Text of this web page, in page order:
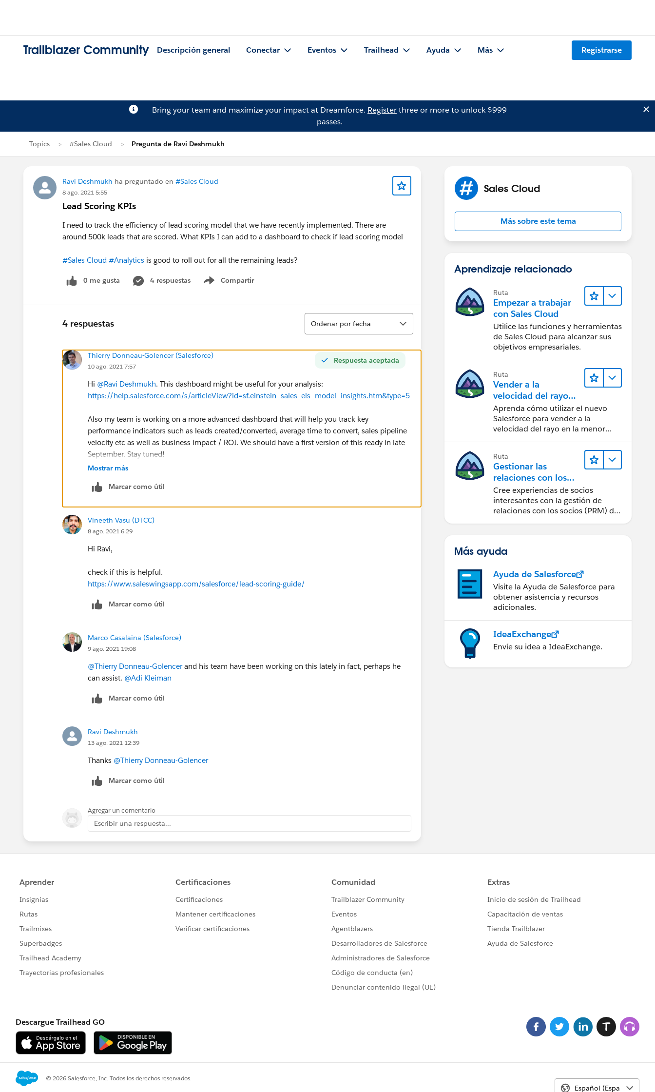
Trailblazer Community Descripción general Conectar Eventos Trailhead Ayuda Más Registrarse
Bring your team and maximize your impact at Dreamforce. Registerthree or more to unlock $999
passes.
Topics #Sales Cloud Pregunta de Ravi Deshmukh
Ravi Deshmukh ha preguntado en #Sales Cloud
8 ago. 2021 5:55
Lead Scoring KPIs
I need to track the efficiency of lead scoring model that we have recently implemented. There are
around 500k leads that are scored. What KPIs I can add to a dashboard to check if lead scoring model
#Sales Cloud #Analytics is good to roll out for all the remaining leads?
0 me gusta 4 respuestas Compartir
Show menu
4 respuestas
Ordenar
Ordenar por fecha
Respuesta aceptada
Thierry Donneau-Golencer (Salesforce)
10 ago. 2021 7:57
Hi @Ravi Deshmukh. This dashboard might be useful for your analysis:
https://help.salesforce.com/s/articleView?id=sf.einstein_sales_els_model_insights.htm&type=5
Also my team is working on a more advanced dashboard that will help you track key
performance indicators such as leads created/converted, average time to convert, sales pipeline
velocity etc as well as business impact / ROI. We should have a first version of this ready in late
September. Stay tuned!
Mostrar más
Marcar como útil
Vineeth Vasu (DTCC)
8 ago. 2021 6:29
Hi Ravi,
check if this is helpful.
https://www.saleswingsapp.com/salesforce/lead-scoring-guide/
Marcar como útil
Marco Casalaina (Salesforce)
9 ago. 2021 19:08
@Thierry Donneau-Golencerand his team have been working on this lately in fact, perhaps he
can assist. @Adi Kleiman
Marcar como útil
Ravi Deshmukh
13 ago. 2021 12:39
Thanks @Thierry Donneau-Golencer
Marcar como útil
Agregar un comentario
Escribir una respuesta...
Sales Cloud
Más sobre este tema
Aprendizaje relacionado
Ruta
Empezar a trabajar
con Sales Cloud
Utilice las funciones y herramientas
de Sales Cloud para alcanzar sus
objetivos empresariales.
Ruta
Vender a la
velocidad del rayo
con Sales Cloud
Aprenda cómo utilizar el nuevo
Salesforce para vender a la
velocidad del rayo en la menor
Ruta
Gestionar las
relaciones con los
socios con Sales
Cloud PRM
Cree experiencias de socios
interesantes con la gestión de
relaciones con los socios (PRM) de
Más ayuda
Ayuda de Salesforce
Visite la Ayuda de Salesforce para
obtener asistencia y recursos
adicionales.
IdeaExchange
Envíe su idea a IdeaExchange.